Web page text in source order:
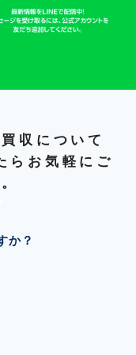
収について
らお気軽にご
か？